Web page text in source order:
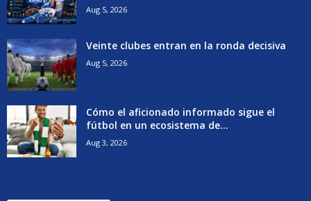
Aug 5, 2026
Veinte clubes entran en la ronda decisiva
Aug 5, 2026
Cómo el aficionado informado sigue el
fútbol en un ecosistema de...
Aug 3, 2026